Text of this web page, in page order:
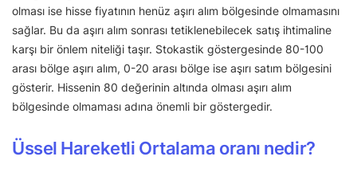
olması ise hisse fiyatının henüz aşırı alım bölgesinde olmamasını
sağlar. Bu da aşırı alım sonrası tetiklenebilecek satış ihtimaline
karşı bir önlem niteliği taşır. Stokastik göstergesinde 80-100
arası bölge aşırı alım, 0-20 arası bölge ise aşırı satım bölgesini
gösterir. Hissenin 80 değerinin altında olması aşırı alım
bölgesinde olmaması adına önemli bir göstergedir.
Üssel Hareketli Ortalama oranı nedir?